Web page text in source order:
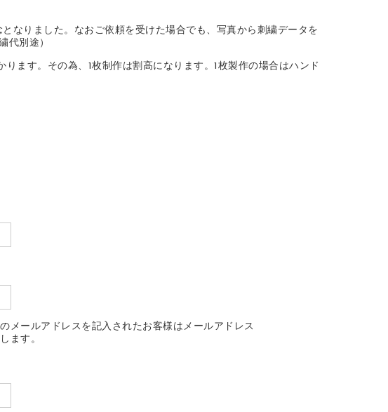
なりました。なおご依頼を受けた場合でも、写真から刺繍データを
代別途）
ます。その為、1枚制作は割高になります。1枚製作の場合はハンド
ールアドレスを記入されたお客様はメールアドレス
ます。